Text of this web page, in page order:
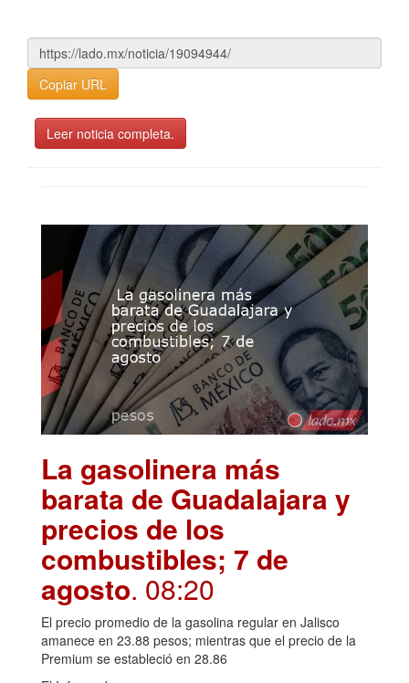
Copiar URL
Leer noticia completa.
La gasolinera más
barata de Guadalajara y
precios de los
combustibles; 7 de
agosto. 08:20
El precio promedio de la gasolina regular en Jalisco
amanece en 23.88 pesos; mientras que el precio de la
Premium se estableció en 28.86